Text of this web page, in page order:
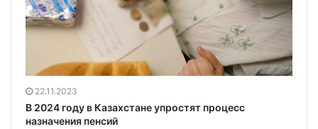
22.11.2023
В 2024 году в Казахстане упростят процесс
назначения пенсий